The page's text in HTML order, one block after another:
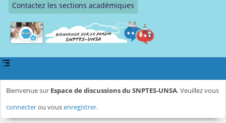
Contactez les sections académiques
Bienvenue sur Espace de discussions du SNPTES-UNSA. Veuillez vous
connecterou vousenregistrer.